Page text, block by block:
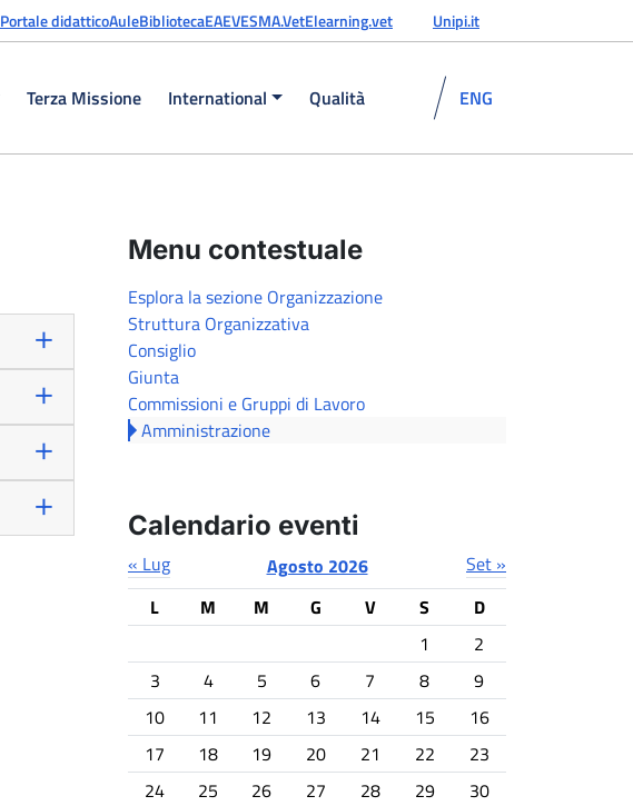
Portale didatticoAuleBibliotecaEAEVESMA.VetElearning.vet Unipi.it
Terza Missione International Qualità ENG
Menu contestuale
Esplora la sezione Organizzazione
Struttura Organizzativa
Consiglio
Giunta
Commissioni e Gruppi di Lavoro
Amministrazione
Calendario eventi
Agosto 2026
L
M M G V S D
« Lug Set »
1
2
3
4 5 6 7 8
9
10
11 12 13 14 15
16
17
18 19 20 21 22
23
24
25 26 27 28 29
30